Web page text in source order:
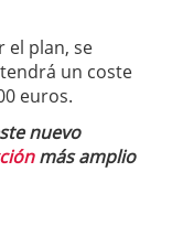
el plan, se
un coste
euros.
nuevo
más amplio